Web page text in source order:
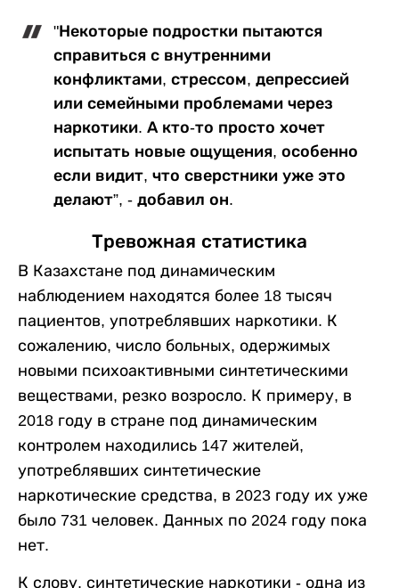
"Некоторые подростки пытаются
справиться с внутренними
конфликтами, стрессом, депрессией
или семейными проблемами через
наркотики. А кто-то просто хочет
испытать новые ощущения, особенно
если видит, что сверстники уже это
делают”, - добавил он.
Тревожная статистика
В Казахстане под динамическим
наблюдением находятся более 18 тысяч
пациентов, употреблявших наркотики. К
сожалению, число больных, одержимых
новыми психоактивными синтетическими
веществами, резко возросло. К примеру, в
2018 году в стране под динамическим
контролем находились 147 жителей,
употреблявших синтетические
наркотические средства, в 2023 году их уже
было 731 человек. Данных по 2024 году пока
нет.
К слову, синтетические наркотики - одна из